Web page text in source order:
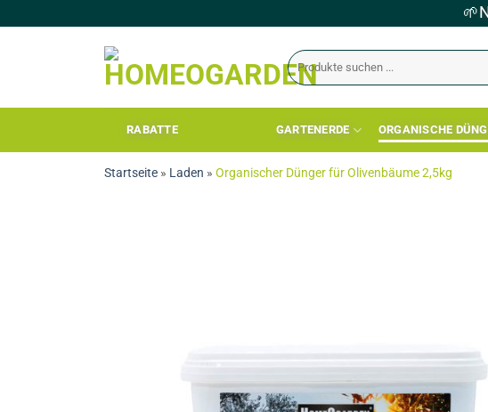
🌱
RABATTE GARTENERDE ORGANISCHE
Startseite » Laden » Organischer Dünger für Olivenbäume 2,5kg